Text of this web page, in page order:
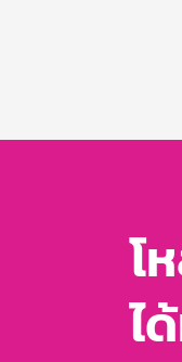
โ
ไ